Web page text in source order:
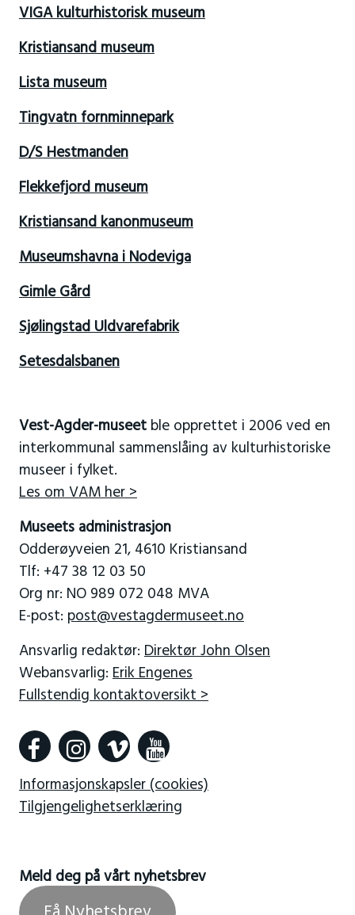
VIGA kulturhistorisk museum
Kristiansand museum
Lista museum
Tingvatn fornminnepark
D/S Hestmanden
Flekkefjord museum
Kristiansand kanonmuseum
Museumshavna i Nodeviga
Gimle Gård
Sjølingstad Uldvarefabrik
Setesdalsbanen
Vest-Agder-museetble opprettet i 2006 ved en
interkommunal sammenslåing av kulturhistoriske
museer i fylket.
Les om VAM her >
Museets administrasjon
Odderøyveien 21, 4610 Kristiansand
Tlf: +47 38 12 03 50
Org nr: NO 989 072 048 MVA
E-post: post@vestagdermuseet.no
Ansvarlig redaktør: Direktør John Olsen
Webansvarlig: Erik Engenes
Fullstendig kontaktoversikt >
Informasjonskapsler (cookies)
Tilgjengelighetserklæring
Meld deg på vårt nyhetsbrev